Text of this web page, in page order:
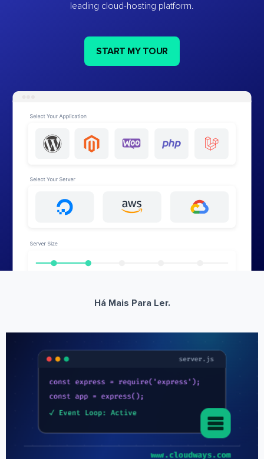
leading cloud-hosting platform.
START MY TOUR
Há Mais Para Ler.